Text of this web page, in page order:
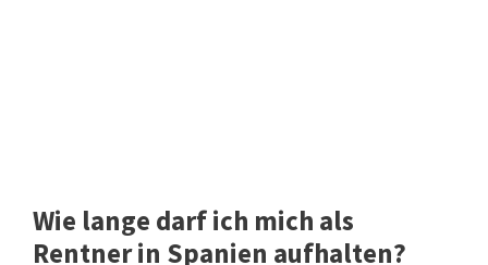
Wie lange darf ich mich als
Rentner in Spanien aufhalten?